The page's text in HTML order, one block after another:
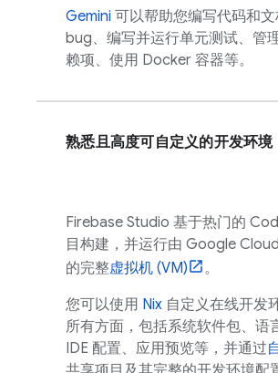
Gemini 可以帮助您编写代码和
bug、编写并运行单元测试、管
赖项、使用 Docker 容器等。
熟悉且高度可自定义的开发环境
Firebase Studio 基于热门的
目构建，并运行由 Google Cloud
的完整虚拟机 (VM)
。
您可以使用 Nix 自定义在线开发
所有方面，包括系统软件包、语
IDE 配置、应用预览等，并通过